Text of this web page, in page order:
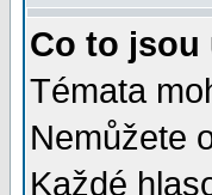
Co to jsou
Témata
Nemůžete
Každé